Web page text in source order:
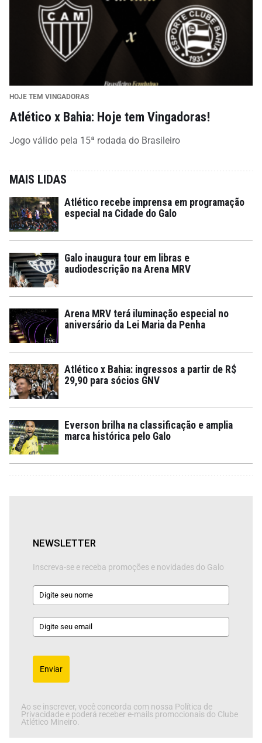
HOJE TEM VINGADORAS
Atlético x Bahia: Hoje tem Vingadoras!
Jogo válido pela 15ª rodada do Brasileiro
MAIS LIDAS
Atlético recebe imprensa em programação
especial na Cidade do Galo
Galo inaugura tour em libras e
audiodescrição na Arena MRV
Arena MRV terá iluminação especial no
aniversário da Lei Maria da Penha
Atlético x Bahia: ingressos a partir de R$
29,90 para sócios GNV
Everson brilha na classificação e amplia
marca histórica pelo Galo
NEWSLETTER
Inscreva-se e receba promoções e novidades do Galo
Enviar
Ao se inscrever, você concorda com nossa Política de
Privacidade e poderá receber e-mails promocionais do Clube
Atlético Mineiro.